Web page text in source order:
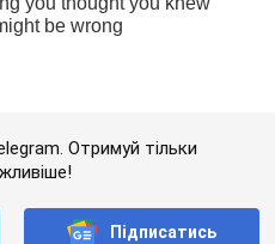
Отримуй тільки
Підписатись